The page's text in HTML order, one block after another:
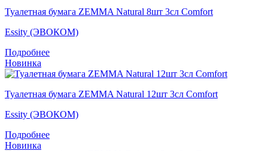
Туалетная бумага ZEMMA Natural 8шт 3сл Comfort
Essity (ЭВОКОМ)
Подробнее
Новинка
Туалетная бумага ZEMMA Natural 12шт 3сл Comfort
Essity (ЭВОКОМ)
Подробнее
Новинка